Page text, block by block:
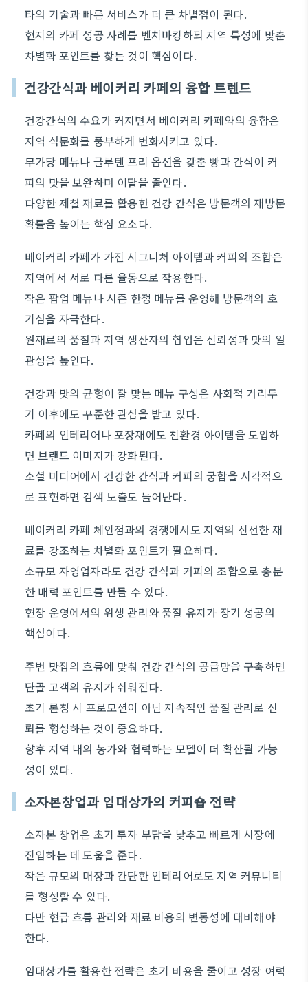
타의 기술과 빠른 서비스가 더 큰 차별점이 된다.
현지의 카페 성공 사례를 벤치마킹하되 지역 특성에 맞춘
차별화 포인트를 찾는 것이 핵심이다.
건강간식과 베이커리 카페의 융합 트렌드
건강간식의 수요가 커지면서 베이커리 카페와의 융합은
지역 식문화를 풍부하게 변화시키고 있다.
무가당 메뉴나 글루텐 프리 옵션을 갖춘 빵과 간식이 커
피의 맛을 보완하며 이탈을 줄인다.
다양한 제철 재료를 활용한 건강 간식은 방문객의 재방문
확률을 높이는 핵심 요소다.
베이커리 카페가 가진 시그니처 아이템과 커피의 조합은
지역에서 서로 다른 율동으로 작용한다.
작은 팝업 메뉴나 시즌 한정 메뉴를 운영해 방문객의 호
기심을 자극한다.
원재료의 품질과 지역 생산자의 협업은 신뢰성과 맛의 일
관성을 높인다.
건강과 맛의 균형이 잘 맞는 메뉴 구성은 사회적 거리두
기 이후에도 꾸준한 관심을 받고 있다.
카페의 인테리어나 포장재에도 친환경 아이템을 도입하
면 브랜드 이미지가 강화된다.
소셜 미디어에서 건강한 간식과 커피의 궁합을 시각적으
로 표현하면 검색 노출도 늘어난다.
베이커리 카페 체인점과의 경쟁에서도 지역의 신선한 재
료를 강조하는 차별화 포인트가 필요하다.
소규모 자영업자라도 건강 간식과 커피의 조합으로 충분
한 매력 포인트를 만들 수 있다.
현장 운영에서의 위생 관리와 품질 유지가 장기 성공의
핵심이다.
주변 맛집의 흐름에 맞춰 건강 간식의 공급망을 구축하면
단골 고객의 유지가 쉬워진다.
초기 론칭 시 프로모션이 아닌 지속적인 품질 관리로 신
뢰를 형성하는 것이 중요하다.
향후 지역 내의 농가와 협력하는 모델이 더 확산될 가능
성이 있다.
소자본창업과 임대상가의 커피숍 전략
소자본 창업은 초기 투자 부담을 낮추고 빠르게 시장에
진입하는 데 도움을 준다.
작은 규모의 매장과 간단한 인테리어로도 지역 커뮤니티
를 형성할 수 있다.
다만 현금 흐름 관리와 재료 비용의 변동성에 대비해야
한다.
임대상가를 활용한 전략은 초기 비용을 줄이고 성장 여력